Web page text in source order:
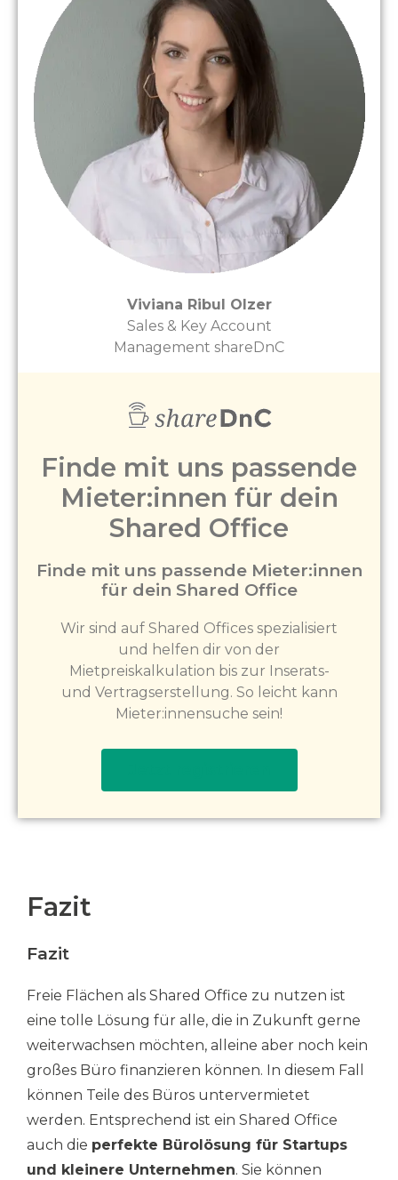
Viviana Ribul Olzer
Sales & Key Account
Management shareDnC
Finde mit uns passende
Mieter:innen für dein
Shared Office
Finde mit uns passende Mieter:innen
für dein Shared Office
Wir sind auf Shared Offices spezialisiert
und helfen dir von der
Mietpreiskalkulation bis zur Inserats-
und Vertragserstellung. So leicht kann
Mieter:innensuche sein!
Fazit
Fazit
Freie Flächen als Shared Office zu nutzen ist
eine tolle Lösung für alle, die in Zukunft gerne
weiterwachsen möchten, alleine aber noch kein
großes Büro finanzieren können. In diesem Fall
können Teile des Büros untervermietet
werden. Entsprechend ist ein Shared Office
auch die perfekte Bürolösung für Startups
und kleinere Unternehmen. Sie können